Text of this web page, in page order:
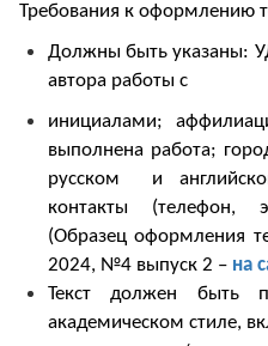
Требования к оформлению
Должны быть указаны:
автора работы с
инициалами;
выполнена работа;
русском и
контакты (телефон,
(Образец оформления
2024, №4 выпуск 2 – на
Текст должен быть
академическом стиле,